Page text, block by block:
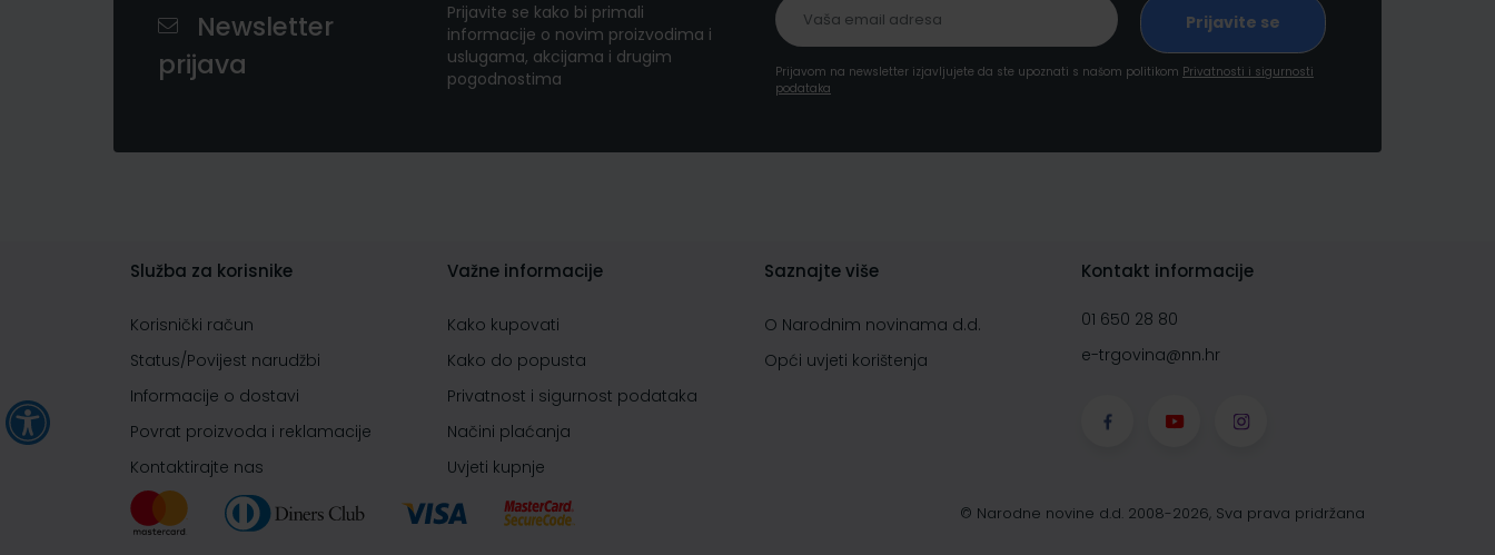
Newsletter
prijava
Prijavite se kako bi primali
informacije o novim proizvodima i
uslugama, akcijama i drugim
pogodnostima
Prijavom na newsletter izjavljujete da ste upoznati s našom politikom Privatnosti i sigurnosti
podataka
Služba za korisnike
Korisnički račun
Status/Povijest narudžbi
Informacije o dostavi
Povrat proizvoda i reklamacije
Kontaktirajte nas
Važne informacije
Kako kupovati
Kako do popusta
Privatnost i sigurnost podataka
Načini plaćanja
Uvjeti kupnje
Saznajte više
O Narodnim novinama d.d.
Opći uvjeti korištenja
Kontakt informacije
01 650 28 80
e-trgovina@nn.hr
© Narodne novine d.d. 2008-2026, Sva prava pridržana